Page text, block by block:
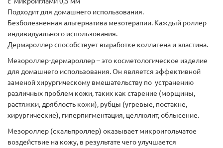
Подходит для домашнего использования.
Безболезненная альтернатива мезотерапии. Каждый роллер
индивидуального использования.
Дермароллер способствует выработке коллагена и эластина.
Мезороллер-дермароллер – это косметологическое изделие
для домашнего использования. Он является эффективной
заменой хирургическому вмешательству по устранению
различных проблем кожи, таких как старение (морщины,
растяжки, дряблость кожи), рубцы (угревые, постакне,
хирургические), гиперпигментация, целлюлит, облысение.
Мезороллер (скальпроллер) оказывает микроигольчатое
воздействие на кожу, в результате чего улучшается